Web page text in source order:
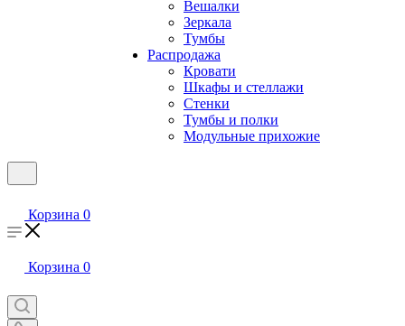
Вешалки
Зеркала
Тумбы
Распродажа
Кровати
Шкафы и стеллажи
Стенки
Тумбы и полки
Модульные прихожие
Корзина 0
Корзина 0